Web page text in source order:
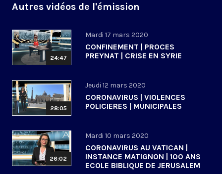
Autres vidéos de l'émission
24:47
Mardi 17 mars 2020
CONFINEMENT | PROCES
PREYNAT | CRISE EN SYRIE
28:05
Jeudi 12 mars 2020
CORONAVIRUS | VIOLENCES
POLICIERES | MUNICIPALES
26:02
Mardi 10 mars 2020
CORONAVIRUS AU VATICAN |
INSTANCE MATIGNON | 100 ANS
ECOLE BIBLIQUE DE JERUSALEM